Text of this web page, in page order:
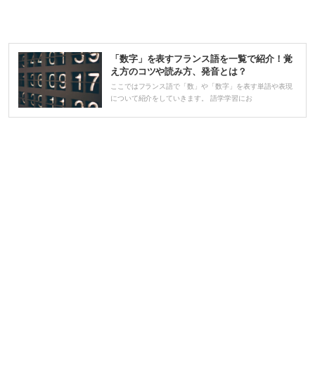
「数字」を表すフランス語を一覧で紹介！覚
え方のコツや読み方、発音とは？
ここではフランス語で「数」や「数字」を表す単語や表現
について紹介をしていきます。 語学学習にお